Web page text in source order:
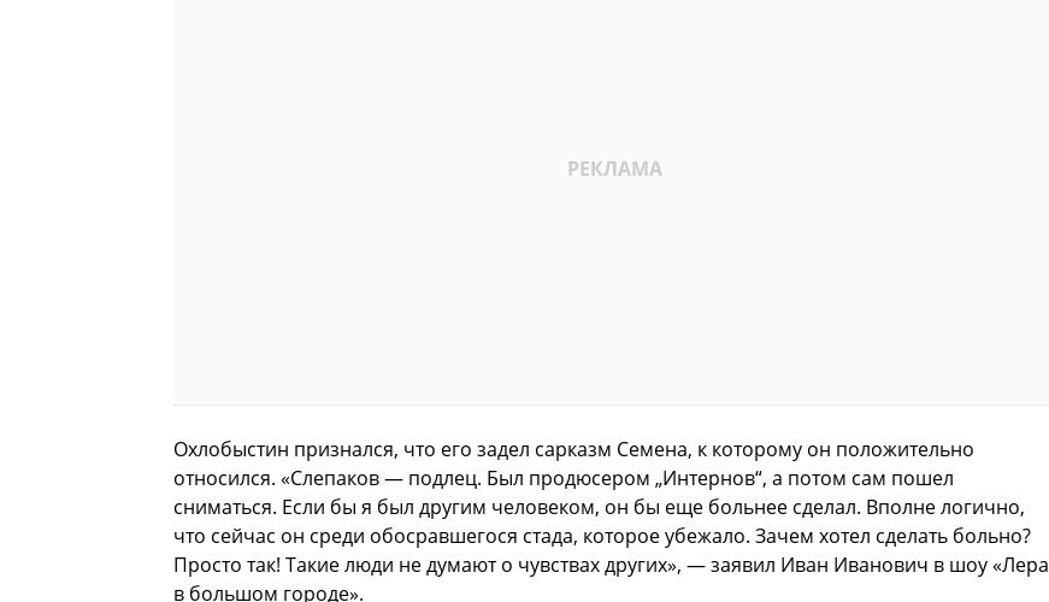
Охлобыстин признался, что его задел сарказм Семена, к которому он положительно
относился. «Слепаков — подлец. Был продюсером „Интернов“, а потом сам пошел
сниматься. Если бы я был другим человеком, он бы еще больнее сделал. Вполне логично,
что сейчас он среди обосравшегося стада, которое убежало. Зачем хотел сделать больно?
Просто так! Такие люди не думают о чувствах других», — заявил Иван Иванович в шоу «Лера
в большом городе».